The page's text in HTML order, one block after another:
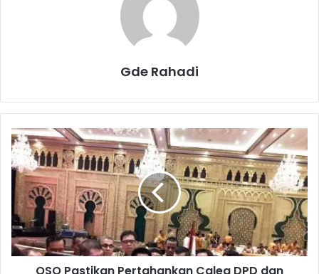
Gde Rahadi
O
S
O
P
t
i
k
OSO Pastikan Pertahankan Caleg DPD dan